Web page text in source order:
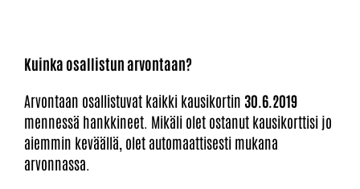
Kuinka osallistun arvontaan?
Arvontaan osallistuvat kaikki kausikortin 30.6.2019
mennessä hankkineet. Mikäli olet ostanut kausikorttisi jo
aiemmin keväällä, olet automaattisesti mukana
arvonnassa.